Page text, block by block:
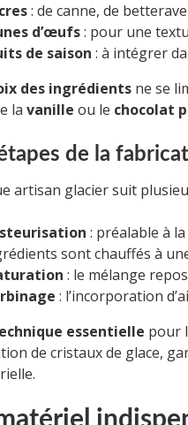
: de canne, de
d’œufs: pour une
de saison : à intégrer
des ingrédients ne se
la vanille ou le chocolat
de la
artisan glacier suit
: préalable à
sont chauffés à
: le mélange
: l’incorporation
essentielle pour
de cristaux de glace,